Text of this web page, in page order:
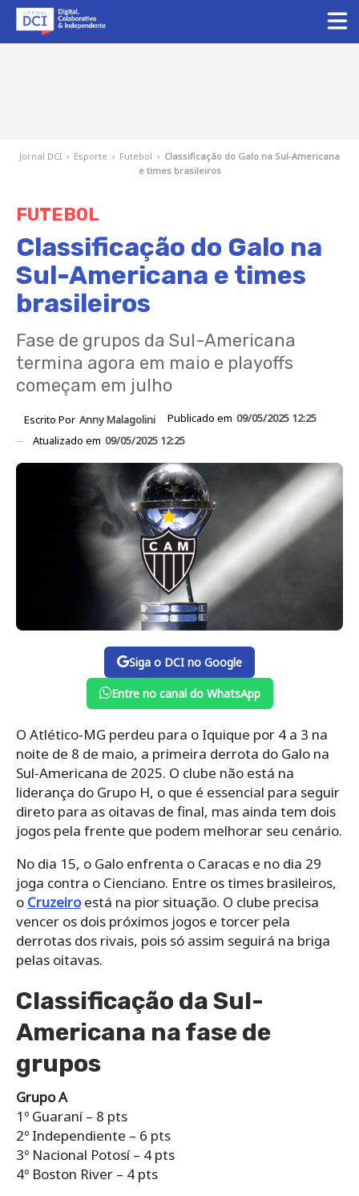
Jornal DCI › Esporte › Futebol › Classificação do Galo na Sul-Americana
e times brasileiros
FUTEBOL
Classificação do Galo na
Sul-Americana e times
brasileiros
Fase de grupos da Sul-Americana
termina agora em maio e playoffs
começam em julho
Escrito Por Anny Malagolini Publicado em 09/05/2025 12:25
Atualizado em 09/05/2025 12:25
Siga o DCI no Google
Entre no canal do WhatsApp
O Atlético-MG perdeu para o Iquique por 4 a 3 na
noite de 8 de maio, a primeira derrota do Galo na
Sul-Americana de 2025. O clube não está na
liderança do Grupo H, o que é essencial para seguir
direto para as oitavas de final, mas ainda tem dois
jogos pela frente que podem melhorar seu cenário.
No dia 15, o Galo enfrenta o Caracas e no dia 29
joga contra o Cienciano. Entre os times brasileiros,
o Cruzeiroestá na pior situação. O clube precisa
vencer os dois próximos jogos e torcer pela
derrotas dos rivais, pois só assim seguirá na briga
pelas oitavas.
Classificação da Sul-
Americana na fase de
grupos
Grupo A
1º Guaraní – 8 pts
2º Independiente – 6 pts
3º Nacional Potosí – 4 pts
4º Boston River – 4 pts